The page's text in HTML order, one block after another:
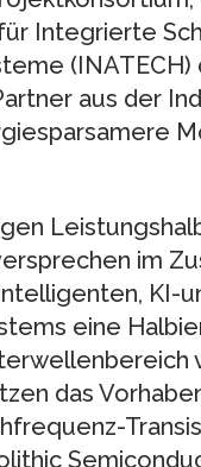
Integrierte
aus der
im
KI-
eine
das